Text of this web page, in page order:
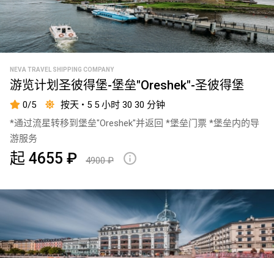
NEVA TRAVEL SHIPPING COMPANY
游览计划圣彼得堡-堡垒"Oreshek"-圣彼得堡
0/5
按天 • 5 5 小时 30 30 分钟
*通过流星转移到堡垒"Oreshek"并返回 *堡垒门票 *堡垒内的导
游服务
起 4655 ₽ 4900 ₽